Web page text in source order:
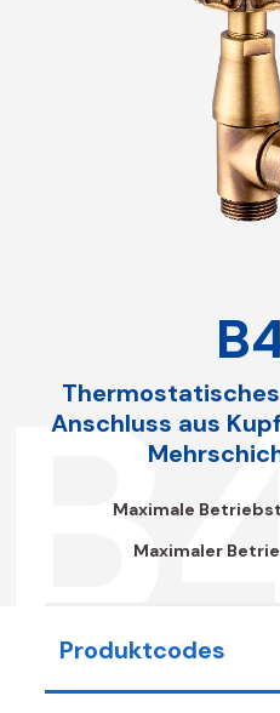
Anschluss aus
Maximale
Maximaler
Produktcodes